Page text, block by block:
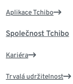
Aplikace Tchibo
Společnost Tchibo
Kariéra
Trvalá udržitelnost